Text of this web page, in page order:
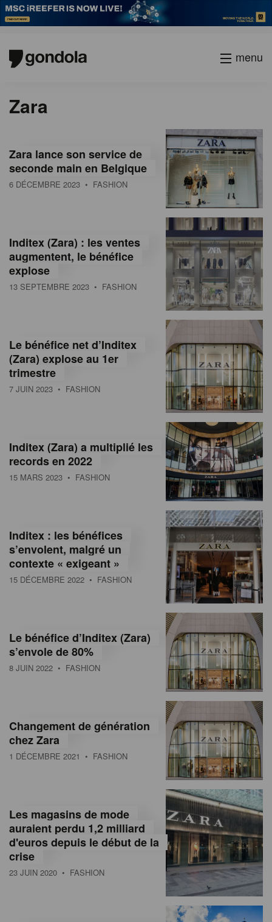
menu
Zara
Zara lance son service de
seconde main en Belgique
6 DÉCEMBRE 2023 • FASHION
Inditex (Zara) : les ventes
augmentent, le bénéfice
explose
13 SEPTEMBRE 2023 • FASHION
Le bénéfice net d’Inditex
(Zara) explose au 1er
trimestre
7 JUIN 2023 • FASHION
Inditex (Zara) a multiplié les
records en 2022
15 MARS 2023 • FASHION
Inditex : les bénéfices
s’envolent, malgré un
contexte « exigeant »
15 DÉCEMBRE 2022 • FASHION
Le bénéfice d’Inditex (Zara)
s’envole de 80%
8 JUIN 2022 • FASHION
Changement de génération
chez Zara
1 DÉCEMBRE 2021 • FASHION
Les magasins de mode
auraient perdu 1,2 milliard
d'euros depuis le début de la
crise
23 JUIN 2020 • FASHION
page
page